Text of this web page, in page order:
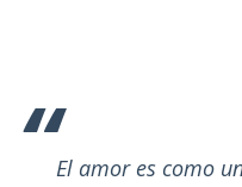
El amor es como